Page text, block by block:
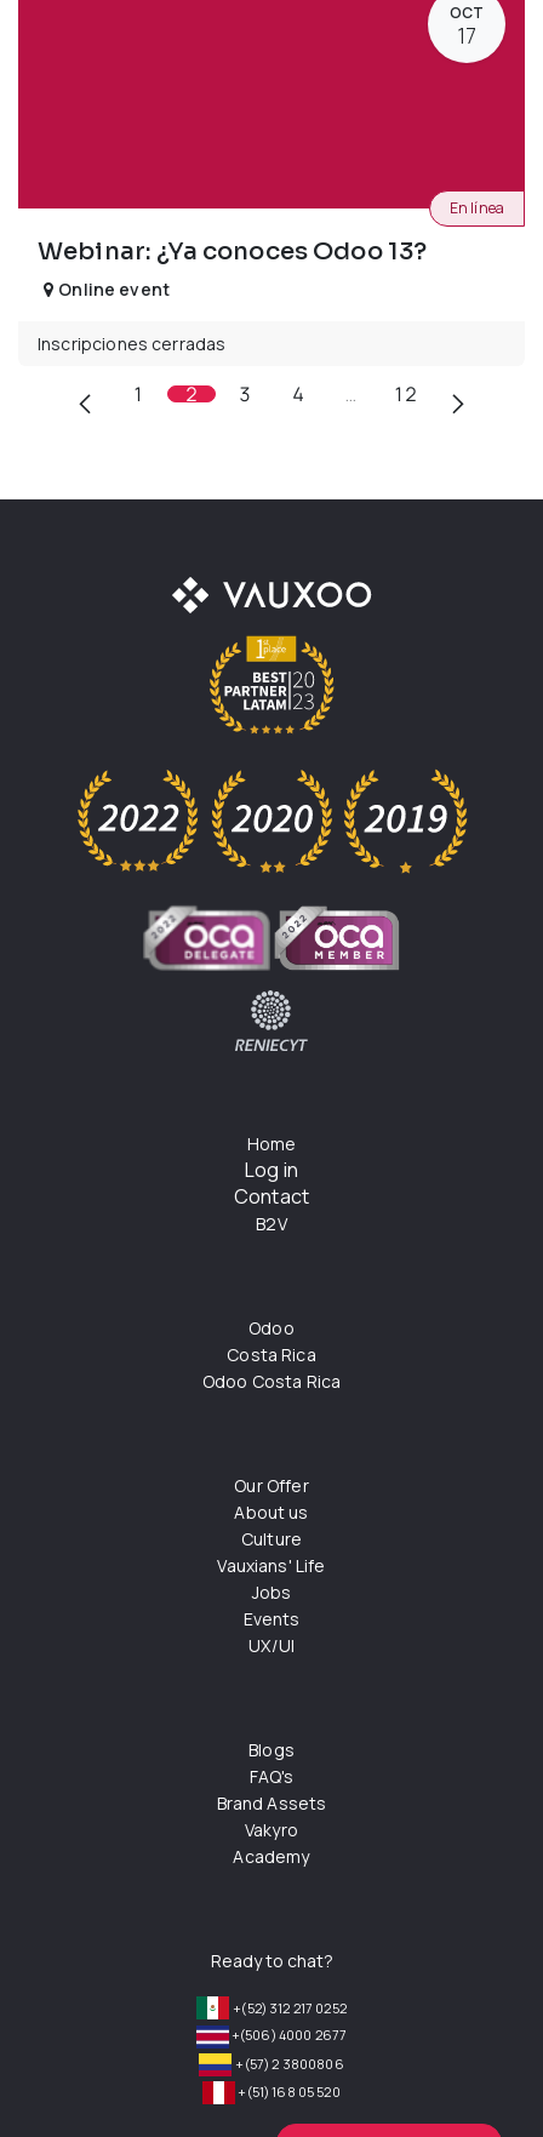
OCT
17
Webinar: ¿Ya conoces Odoo 13?
En línea
Online event
Inscripciones cerradas
1 2 3 4 … 12
Home
Log in
Contact
B2V
Odoo
Costa Rica
Odoo Costa Rica
Our Offer
About us
Culture
Vauxians' Life
Jobs
Events
UX/UI
Blogs
FAQ's
Brand Assets
Vakyro
Academy
Ready to chat?
+(52) 312 217 0252
+(506) 4000 2677
+(57) 2 3800806
+(51) 168 05 520